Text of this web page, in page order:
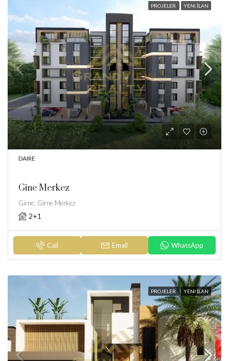
PROJELER YENI İLAN
DAIRE
Gine Merkez
Girne, Girne Merkez
2+1
Call Email WhatsApp
PROJELER YENI İLAN